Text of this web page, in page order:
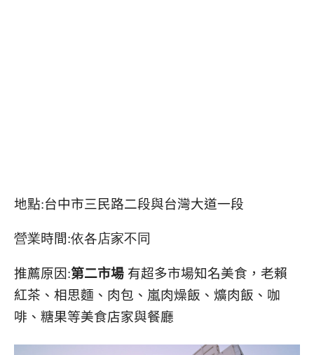
地點:台中市三民路二段與台灣大道一段
營業時間:依各店家不同
推薦原因:第二市場 有超多市場知名美食，老賴
紅茶、相思麵、肉包、嵐肉燥飯、爌肉飯、咖
啡、糖果等美食店家與餐廳